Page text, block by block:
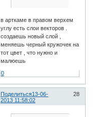
в арткаме в правом верхем
углу есть слои векторов .
создаешь новый слой ,
меняешь черный кружочек на
тот цвет , что нужно и
малюешь
0
Поделиться 28
13-06-
2013 11:58:02